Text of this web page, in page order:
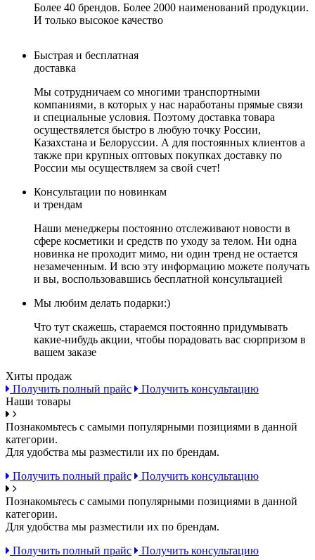
Более 40 брендов. Более 2000 наименований продукции.
И только высокое качество
Быстрая и бесплатная
доставка
Мы сотрудничаем со многими транспортными
компаниями, в которых у нас наработаны прямые связи
и специальные условия. Поэтому доставка товара
осуществялется быстро в любую точку России,
Казахстана и Белоруссии. А для постоянных клиентов а
также при крупных оптовых покупках доставку по
России мы осуществляем за свой счет!
Консультации по новинкам
и трендам
Наши менеджеры постоянно отслеживают новости в
сфере косметики и средств по уходу за телом. Ни одна
новинка не проходит мимо, ни один тренд не остается
незамеченным. И всю эту информацию можете получать
и вы, воспользовавшись бесплатной консультацией
Мы любим делать подарки:)
Что тут скажешь, стараемся постоянно придумывать
какие-нибудь акции, чтобы порадовать вас сюрпризом в
вашем заказе
Хиты продаж
Получить полный прайс
Получить консультацию
Наши товары
Познакомьтесь с самыми популярными позициями в данной
категории.
Для удобства мы разместили их по брендам.
Получить полный прайс
Получить консультацию
Познакомьтесь с самыми популярными позициями в данной
категории.
Для удобства мы разместили их по брендам.
Получить полный прайс
Получить консультацию